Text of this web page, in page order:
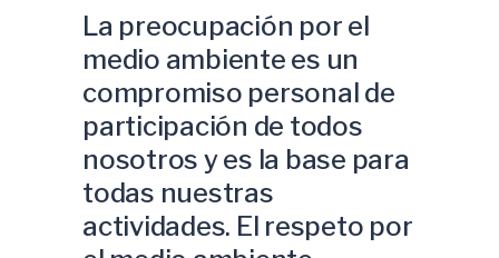
La preocupación por el
medio ambiente es un
compromiso personal de
participación de todos
nosotros y es la base para
todas nuestras
actividades. El respeto por